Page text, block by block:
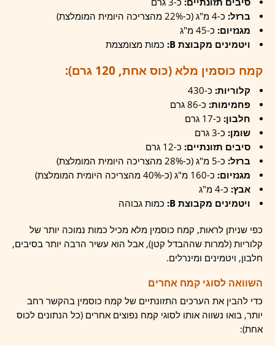
סיבים תזונתיים: כ-3 גרם
ברזל: כ-4 מ"ג (כ-22% מהצריכה היומית המומלצת)
מגנזיום: כ-45 מ"ג
ויטמינים מקבוצת B:
כמות מצומצמת
קמח כוסמין מלא (כוס אחת, 120 גרם):
קלוריות: כ-430
פחמימות: כ-86 גרם
חלבון: כ-17 גרם
שומן: כ-3 גרם
סיבים תזונתיים: כ-12 גרם
ברזל: כ-5 מ"ג (כ-28% מהצריכה היומית המומלצת)
מגנזיום: כ-160 מ"ג (כ-40% מהצריכה היומית המומלצת)
אבץ: כ-4 מ"ג
ויטמינים מקבוצת B:
כמות גבוהה
כפי שניתן לראות, קמח כוסמין מלא מכיל כמות נמוכה יותר של
קלוריות (למרות שההבדל קטן), אבל הוא עשיר הרבה יותר בסיבים,
חלבון, ויטמינים ומינרלים.
השוואה לסוגי קמח אחרים
כדי להבין את הערכים התזונתיים של קמח כוסמין בהקשר רחב
יותר, בואו נשווה אותו לסוגי קמח נפוצים אחרים (כל הנתונים לכוס
אחת):